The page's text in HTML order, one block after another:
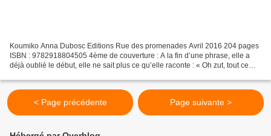
Koumiko Anna Dubosc Editions Rue des promenades Avril 2016 204 pages
ISBN : 9782918804505 4ème de couverture : A la fin d’une phrase, elle a
déjà oublié le début, elle ne sait plus ce qu’elle raconte : « Oh zut, tout ce
< Page précédente Page suivante >